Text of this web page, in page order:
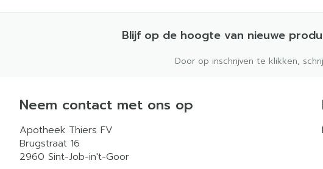
Blijf op de hoogte van nieuwe
Door op inschrijven te klikken,
Neem contact met ons op
Apotheek Thiers FV
Brugstraat 16
2960 Sint-Job-in't-Goor